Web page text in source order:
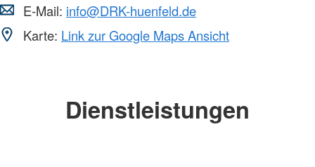
E-Mail: info@DRK-huenfeld.de
Karte: Link zur Google Maps Ansicht
Dienstleistungen